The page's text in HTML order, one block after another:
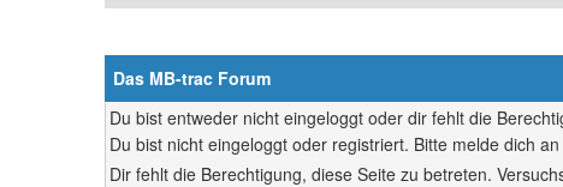
Das MB-trac Forum
Du bist entweder nicht eingeloggt oder dir fehlt die
Du bist nicht eingeloggt oder registriert. Bitte melde dich
Dir fehlt die Berechtigung, diese Seite zu betreten.